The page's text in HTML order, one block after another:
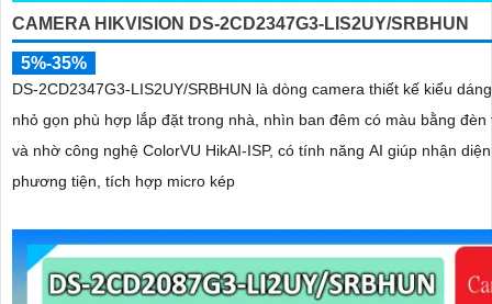
CAMERA HIKVISION DS-2CD2347G3-LIS2UY/SRBHUN
5%-35%
DS-2CD2347G3-LIS2UY/SRBHUN là dòng camera thiết kế kiểu
nhỏ gọn phù hợp lắp đặt trong nhà, nhìn ban đêm có màu bằng đèn
và nhờ công nghệ ColorVU HikAI-ISP, có tính năng AI giúp nhận
phương tiện, tích hợp micro kép